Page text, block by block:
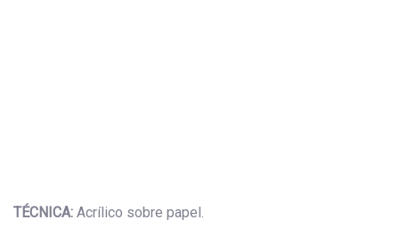
TÉCNICA: Acrílico sobre papel.